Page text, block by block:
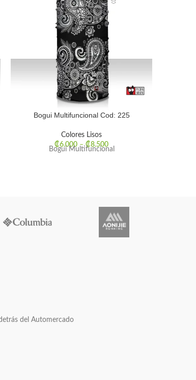
Bogui Multifuncional Cod: 225
Colores Lisos
₡6.000 –₡8.500
Bogui Multifuncional
del Automercado